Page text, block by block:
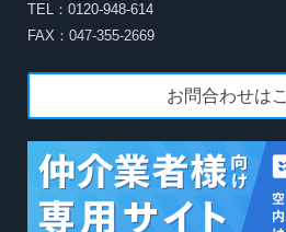
TEL：0120-948-614
FAX：047-355-2669
お問合わせは